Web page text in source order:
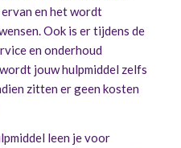
en het wordt
Ook is er tijdens de
en onderhoud
jouw hulpmiddel zelfs
zitten er geen kosten
leen je voor